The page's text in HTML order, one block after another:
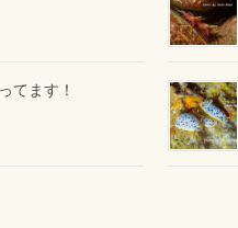
てます！